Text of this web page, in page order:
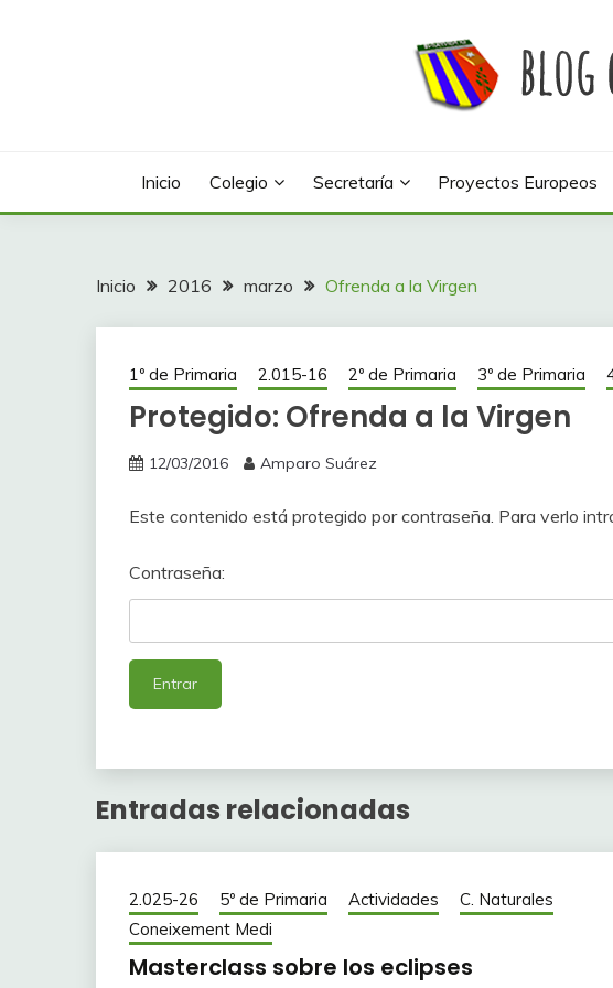
Inicio Colegio Secretaría Proyectos Europeos
Inicio 2016 marzo Ofrenda a la Virgen
1º de Primaria 2.015-16 2º de Primaria 3º de Primaria
Protegido: Ofrenda a la Virgen
12/03/2016 Amparo Suárez
Este contenido está protegido por contraseña. Para verlo
Contraseña:
Entradas relacionadas
2.025-26 5º de Primaria Actividades
C. Naturales
Coneixement Medi
Masterclass sobre los eclipses